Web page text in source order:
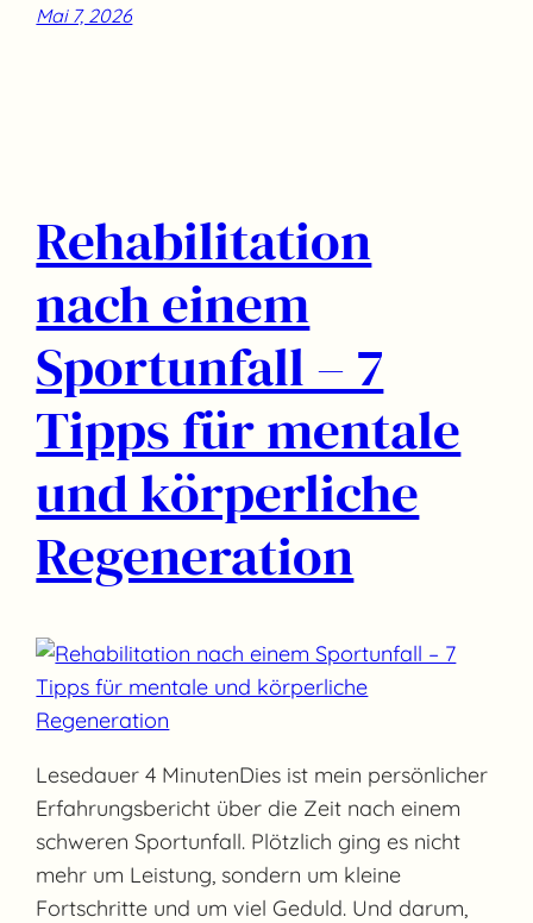
Mai 7, 2026
Rehabilitation
nach einem
Sportunfall – 7
Tipps für mentale
und körperliche
Regeneration
Lesedauer 4 MinutenDies ist mein persönlicher
Erfahrungsbericht über die Zeit nach einem
schweren Sportunfall. Plötzlich ging es nicht
mehr um Leistung, sondern um kleine
Fortschritte und um viel Geduld. Und darum,